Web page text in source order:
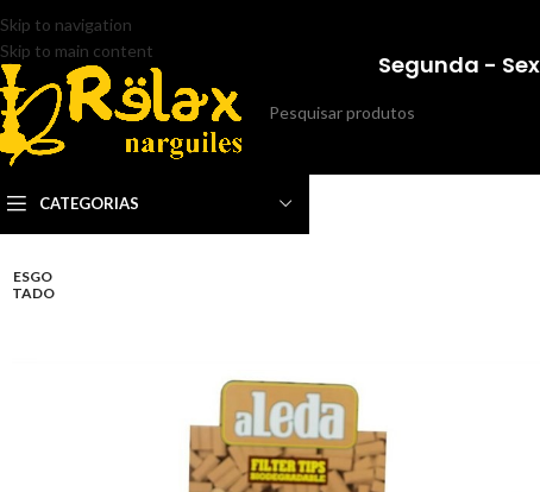
Skip to navigation
Skip to main content
Segunda -
CATEGORIAS
ESGO
TADO